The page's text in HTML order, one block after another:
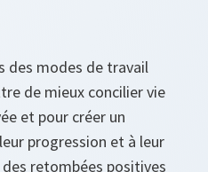
des modes de travail
de mieux concilier vie
et pour créer un
progression et à leur
retombées positives